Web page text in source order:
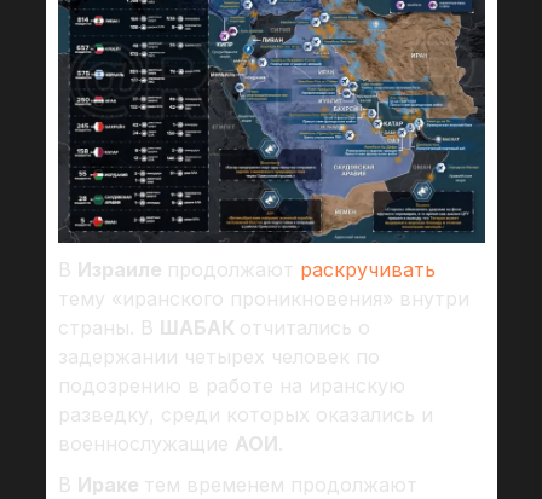
В Израиле продолжают раскручивать
тему «иранского проникновения» внутри
страны. В ШАБАК отчитались о
задержании четырех человек по
подозрению в работе на иранскую
разведку, среди которых оказались и
военнослужащие АОИ.
В Ираке тем временем продолжают